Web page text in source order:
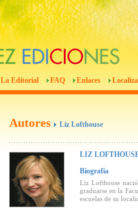
La Editorial FAQ Enlaces
Autores Liz Lofthouse
LIZ
Biografía
Liz Lofthouse
graduarse en la
escuelas de su